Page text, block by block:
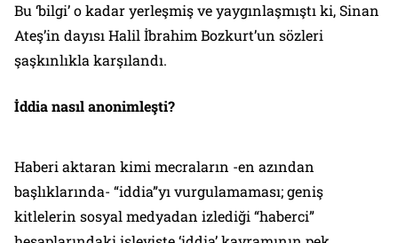
Bu ‘bilgi’ o kadar yerleşmiş ve yaygınlaşmıştı ki, Sinan
Ateş’in dayısı Halil İbrahim Bozkurt’un sözleri
şaşkınlıkla karşılandı.
İddia nasıl anonimleşti?
Haberi aktaran kimi mecraların -en azından
başlıklarında- “iddia”yı vurgulamaması; geniş
kitlelerin sosyal medyadan izlediği “haberci”